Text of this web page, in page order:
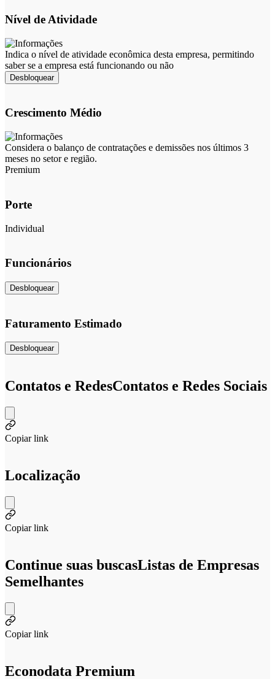
Nível de Atividade
Indica o nível de atividade econômica desta empresa, permitindo
saber se a empresa está funcionando ou não
Desbloquear
Crescimento Médio
Considera o balanço de contratações e demissões nos últimos 3
meses no setor e região.
Premium
Porte
Individual
Funcionários
Desbloquear
Faturamento Estimado
Desbloquear
Contatos e RedesContatos e Redes Sociais
Copiar link
Localização
Copiar link
Continue suas buscasListas de Empresas
Semelhantes
Copiar link
Econodata Premium